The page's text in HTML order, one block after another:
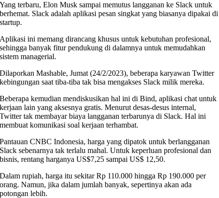
Yang terbaru, Elon Musk sampai memutus langganan ke Slack untuk
berhemat. Slack adalah aplikasi pesan singkat yang biasanya dipakai di
startup.
Aplikasi ini memang dirancang khusus untuk kebutuhan profesional,
sehingga banyak fitur pendukung di dalamnya untuk memudahkan
sistem managerial.
Dilaporkan Mashable, Jumat (24/2/2023), beberapa karyawan Twitter
kebingungan saat tiba-tiba tak bisa mengakses Slack milik mereka.
Beberapa kemudian mendiskusikan hal ini di Bind, aplikasi chat untuk
kerjaan lain yang aksesnya gratis. Menurut desas-desus internal,
Twitter tak membayar biaya langganan terbarunya di Slack. Hal ini
membuat komunikasi soal kerjaan terhambat.
Pantauan CNBC Indonesia, harga yang dipatok untuk berlangganan
Slack sebenarnya tak terlalu mahal. Untuk keperluan profesional dan
bisnis, rentang harganya US$7,25 sampai US$ 12,50.
Dalam rupiah, harga itu sekitar Rp 110.000 hingga Rp 190.000 per
orang. Namun, jika dalam jumlah banyak, sepertinya akan ada
potongan lebih.